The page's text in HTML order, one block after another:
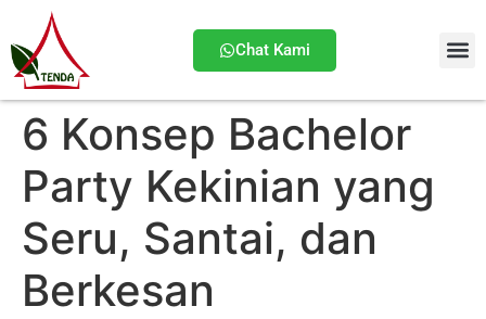
Chat Kami
6 Konsep Bachelor
Party Kekinian yang
Seru, Santai, dan
Berkesan